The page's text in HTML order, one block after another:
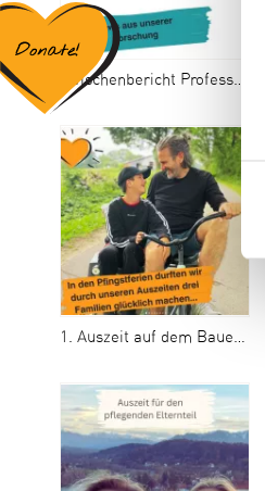
Zwischenbericht Professur 1. HJ 2024
1. Auszeit auf dem Bauernhof